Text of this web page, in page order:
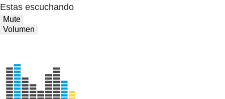
Estas escuchando
Mute
Volumen